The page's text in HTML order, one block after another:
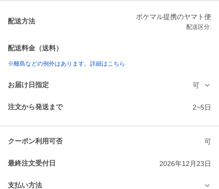
配送方法
ポケマル提携のヤマト便
配送区分:
配送料金（送料）
※離島などの例外はあります。詳細はこちら
お届け日指定 可
注文から発送まで 2~5日
クーポン利用可否 可
最終注文受付日 2026年12月23日
支払い方法